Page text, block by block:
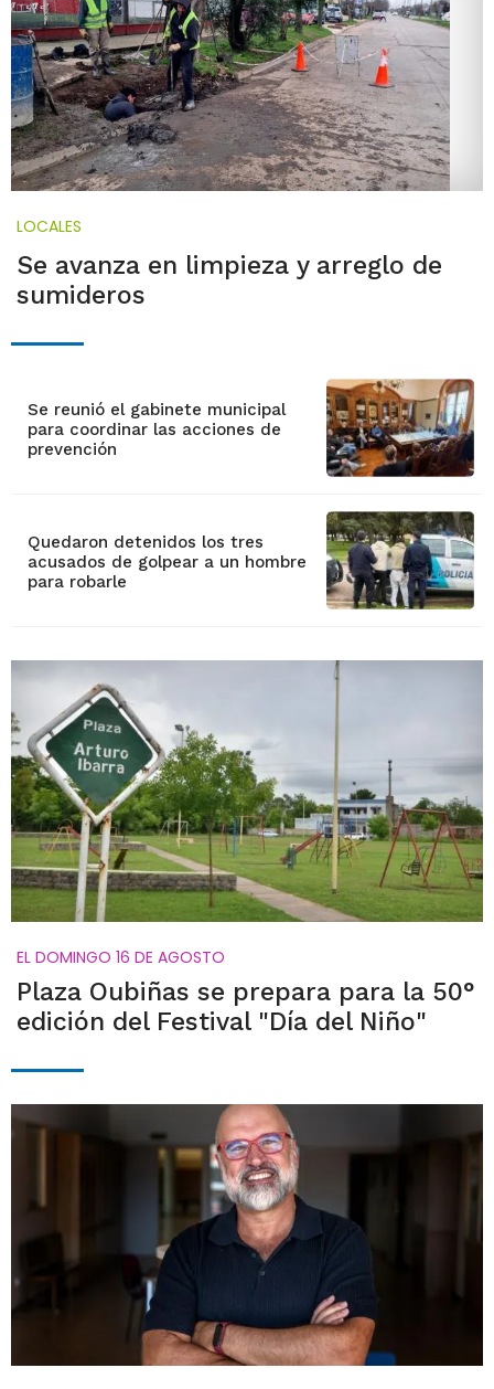
LOCALES
Se avanza en limpieza y arreglo de
sumideros
Se reunió el gabinete municipal
para coordinar las acciones de
prevención
Quedaron detenidos los tres
acusados de golpear a un hombre
para robarle
EL DOMINGO 16 DE AGOSTO
Plaza Oubiñas se prepara para la 50°
edición del Festival "Día del Niño"